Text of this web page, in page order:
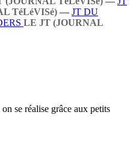
TéLéVISé) — JT DU
LE JT (JOURNAL
se réalise grâce aux petits